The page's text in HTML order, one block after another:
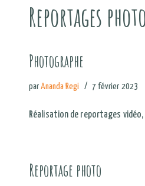
Reportages
Photographe
parAnanda Regi 7 février 2023
Réalisation de reportages
Reportage photo